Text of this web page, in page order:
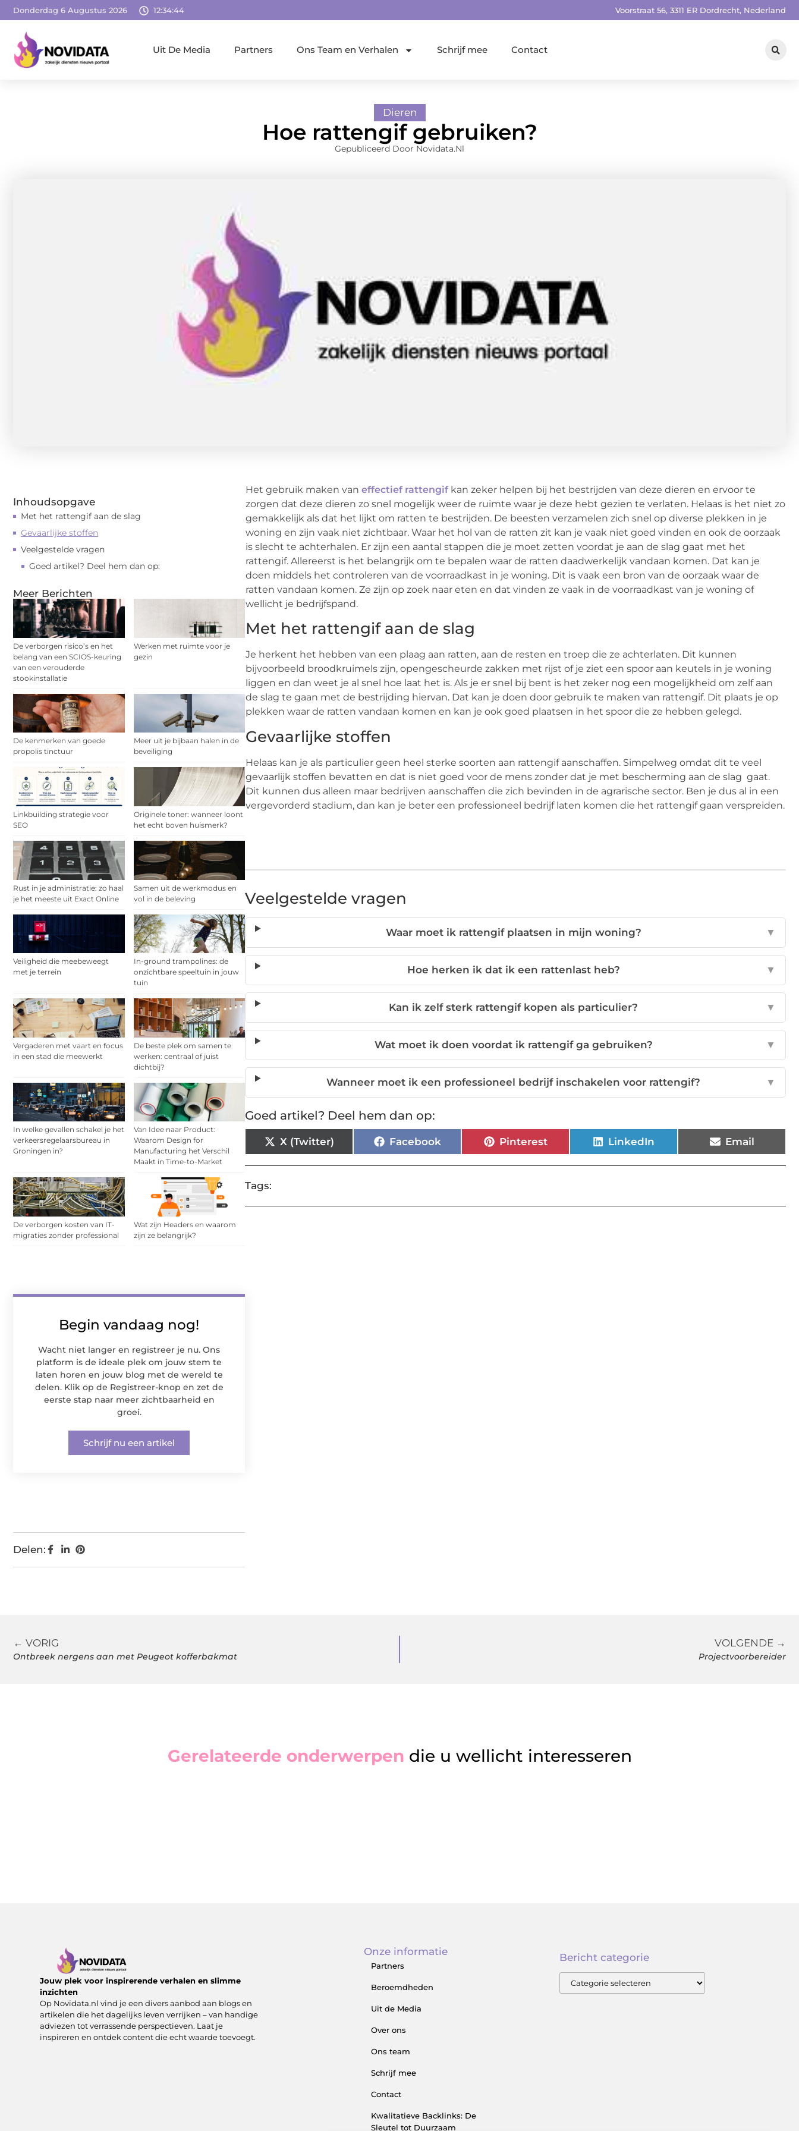
Donderdag 6 Augustus 2026 12:34:45 Voorstraat 56, 3311 ER Dordrecht, Nederland
Uit De Media Partners Ons Team en Verhalen Schrijf mee Contact
Dieren
Hoe rattengif gebruiken?
Gepubliceerd Door Novidata.nl
Inhoudsopgave
Met het rattengif aan de slag
Gevaarlijke stoffen
Veelgestelde vragen
Goed artikel? Deel hem dan op:
Meer Berichten
De verborgen risico’s en het
belang van een SCIOS-keuring
van een verouderde
stookinstallatie
Werken met ruimte voor je
gezin
De kenmerken van goede
propolis tinctuur
Meer uit je bijbaan halen in de
beveiliging
Linkbuilding strategie voor
SEO
Originele toner: wanneer loont
het echt boven huismerk?
Rust in je administratie: zo haal
je het meeste uit Exact Online
Samen uit de werkmodus en
vol in de beleving
Veiligheid die meebeweegt
met je terrein
In-ground trampolines: de
onzichtbare speeltuin in jouw
tuin
Vergaderen met vaart en focus
in een stad die meewerkt
De beste plek om samen te
werken: centraal of juist
dichtbij?
In welke gevallen schakel je het
verkeersregelaarsbureau in
Groningen in?
Van Idee naar Product:
Waarom Design for
Manufacturing het Verschil
Maakt in Time-to-Market
De verborgen kosten van IT-
migraties zonder professional
Wat zijn Headers en waarom
zijn ze belangrijk?
Begin vandaag nog!
Wacht niet langer en registreer je nu. Ons
platform is de ideale plek om jouw stem te
laten horen en jouw blog met de wereld te
delen. Klik op de Registreer-knop en zet de
eerste stap naar meer zichtbaarheid en
groei.
Schrijf nu een artikel
Delen:
Het gebruik maken van effectief rattengifkan zeker helpen bij het bestrijden van deze dieren en ervoor te
zorgen dat deze dieren zo snel mogelijk weer de ruimte waar je deze hebt gezien te verlaten. Helaas is het niet zo
gemakkelijk als dat het lijkt om ratten te bestrijden. De beesten verzamelen zich snel op diverse plekken in je
woning en zijn vaak niet zichtbaar. Waar het hol van de ratten zit kan je vaak niet goed vinden en ook de oorzaak
is slecht te achterhalen. Er zijn een aantal stappen die je moet zetten voordat je aan de slag gaat met het
rattengif. Allereerst is het belangrijk om te bepalen waar de ratten daadwerkelijk vandaan komen. Dat kan je
doen middels het controleren van de voorraadkast in je woning. Dit is vaak een bron van de oorzaak waar de
ratten vandaan komen. Ze zijn op zoek naar eten en dat vinden ze vaak in de voorraadkast van je woning of
wellicht je bedrijfspand.
Met het rattengif aan de slag
Je herkent het hebben van een plaag aan ratten, aan de resten en troep die ze achterlaten. Dit kunnen
bijvoorbeeld broodkruimels zijn, opengescheurde zakken met rijst of je ziet een spoor aan keutels in je woning
liggen en dan weet je al snel hoe laat het is. Als je er snel bij bent is het zeker nog een mogelijkheid om zelf aan
de slag te gaan met de bestrijding hiervan. Dat kan je doen door gebruik te maken van rattengif. Dit plaats je op
plekken waar de ratten vandaan komen en kan je ook goed plaatsen in het spoor die ze hebben gelegd.
Gevaarlijke stoffen
Helaas kan je als particulier geen heel sterke soorten aan rattengif aanschaffen. Simpelweg omdat dit te veel
gevaarlijk stoffen bevatten en dat is niet goed voor de mens zonder dat je met bescherming aan de slag gaat.
Dit kunnen dus alleen maar bedrijven aanschaffen die zich bevinden in de agrarische sector. Ben je dus al in een
vergevorderd stadium, dan kan je beter een professioneel bedrijf laten komen die het rattengif gaan verspreiden.
Veelgestelde vragen
Waar moet ik rattengif plaatsen in mijn woning? ▼
Hoe herken ik dat ik een rattenlast heb? ▼
Kan ik zelf sterk rattengif kopen als particulier? ▼
Wat moet ik doen voordat ik rattengif ga gebruiken? ▼
Wanneer moet ik een professioneel bedrijf inschakelen voor rattengif? ▼
Goed artikel? Deel hem dan op:
X (Twitter) Facebook Pinterest LinkedIn Email
Tags:
← VORIG
Ontbreek nergens aan met Peugeot kofferbakmat
VOLGENDE →
Projectvoorbereider
Gerelateerde onderwerpen die u wellicht interesseren
Jouw plek voor inspirerende verhalen en slimme
inzichten
Op Novidata.nl vind je een divers aanbod aan blogs en
artikelen die het dagelijks leven verrijken – van handige
adviezen tot verrassende perspectieven. Laat je
inspireren en ontdek content die echt waarde toevoegt.
Onze informatie
Partners
Beroemdheden
Uit de Media
Over ons
Ons team
Schrijf mee
Contact
Kwalitatieve Backlinks: De
Sleutel tot Duurzaam
Bericht categorie